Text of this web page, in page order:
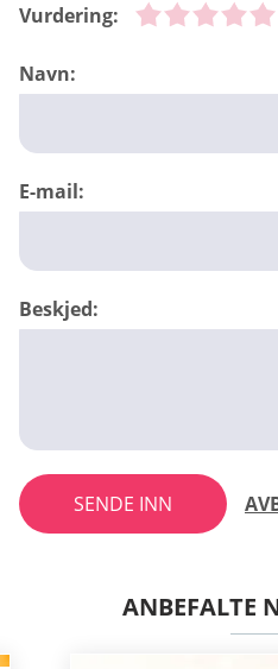
Vurdering:
Navn:
E-mail:
Beskjed:
SENDE INN
ANBEFALTE